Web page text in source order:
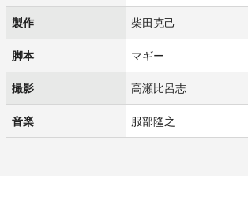
製作 柴田克己
脚本 マギー
撮影 高瀬比呂志
音楽 服部隆之